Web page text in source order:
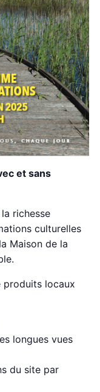
et sans
richesse
culturelles
Maison de la
produits locaux
longues vues
du site par